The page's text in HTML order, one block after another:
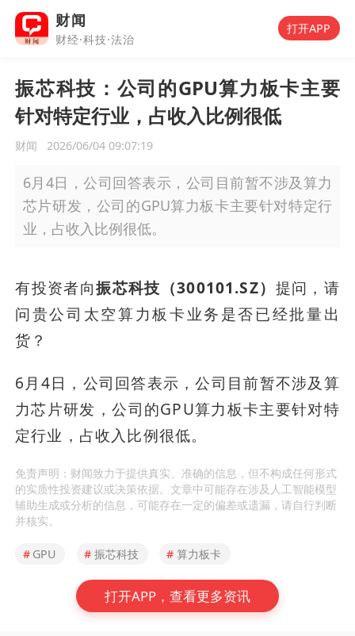
财闻
财经·科技·法治
打开APP
振芯科技：公司的GPU算力板卡主要
针对特定行业，占收入比例很低
财闻 2026/06/04 09:07:19
6月4日，公司回答表示，公司目前暂不涉及算力
芯片研发，公司的GPU算力板卡主要针对特定行
业，占收入比例很低。
有投资者向振芯科技（300101.SZ） 提问，请
问贵公司太空算力板卡业务是否已经批量出
货？
6月4日，公司回答表示，公司目前暂不涉及算
力芯片研发，公司的GPU算力板卡主要针对特
定行业，占收入比例很低。
免责声明：财闻致力于提供真实、准确的信息，但不构成任何形式
的实质性投资建议或决策依据。文章中可能存在涉及人工智能模型
辅助生成或分析的信息，可能存在一定的偏差或遗漏，请自行判断
并核实。
# GPU # 振芯科技 # 算力板卡
打开APP，查看更多资讯